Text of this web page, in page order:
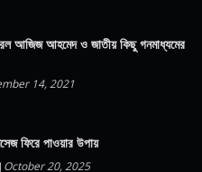
আজিজ আহমেদ ও জাতীয় কিছু গনমাধ্যমের
14, 2021
ফিরে পাওয়ার উপায়
October 20, 2025